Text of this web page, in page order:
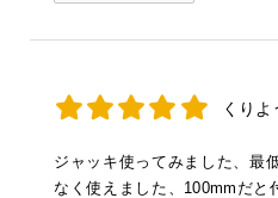
くりよ
ジャッキ使ってみました、最
なく使えました、100mmだと